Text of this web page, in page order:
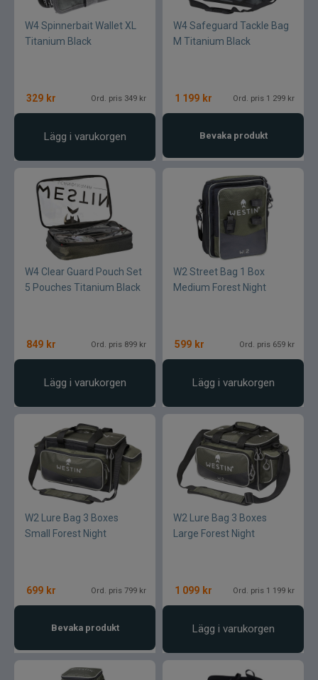
W4 Spinnerbait Wallet XL
Titanium Black
329 kr Ord. pris 349 kr
Lägg i varukorgen
W4 Safeguard Tackle Bag
M Titanium Black
1 199 kr Ord. pris 1 299 kr
Bevaka produkt
W4 Clear Guard Pouch Set
5 Pouches Titanium Black
849 kr Ord. pris 899 kr
Lägg i varukorgen
W2 Street Bag 1 Box
Medium Forest Night
599 kr Ord. pris 659 kr
Lägg i varukorgen
W2 Lure Bag 3 Boxes
Small Forest Night
699 kr Ord. pris 799 kr
Bevaka produkt
W2 Lure Bag 3 Boxes
Large Forest Night
1 099 kr Ord. pris 1 199 kr
Lägg i varukorgen